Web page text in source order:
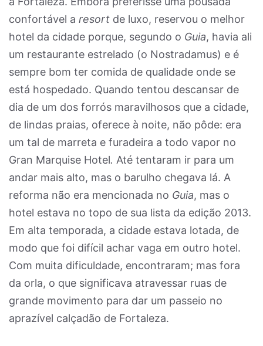
confortável a resort de luxo, reservou o melhor
hotel da cidade porque, segundo o Guia, havia ali
um restaurante estrelado (o Nostradamus) e é
sempre bom ter comida de qualidade onde se
está hospedado. Quando tentou descansar de
dia de um dos forrós maravilhosos que a cidade,
de lindas praias, oferece à noite, não pôde: era
um tal de marreta e furadeira a todo vapor no
Gran Marquise Hotel. Até tentaram ir para um
andar mais alto, mas o barulho chegava lá. A
reforma não era mencionada no Guia, mas o
hotel estava no topo de sua lista da edição 2013.
Em alta temporada, a cidade estava lotada, de
modo que foi difícil achar vaga em outro hotel.
Com muita dificuldade, encontraram; mas fora
da orla, o que significava atravessar ruas de
grande movimento para dar um passeio no
aprazível calçadão de Fortaleza.